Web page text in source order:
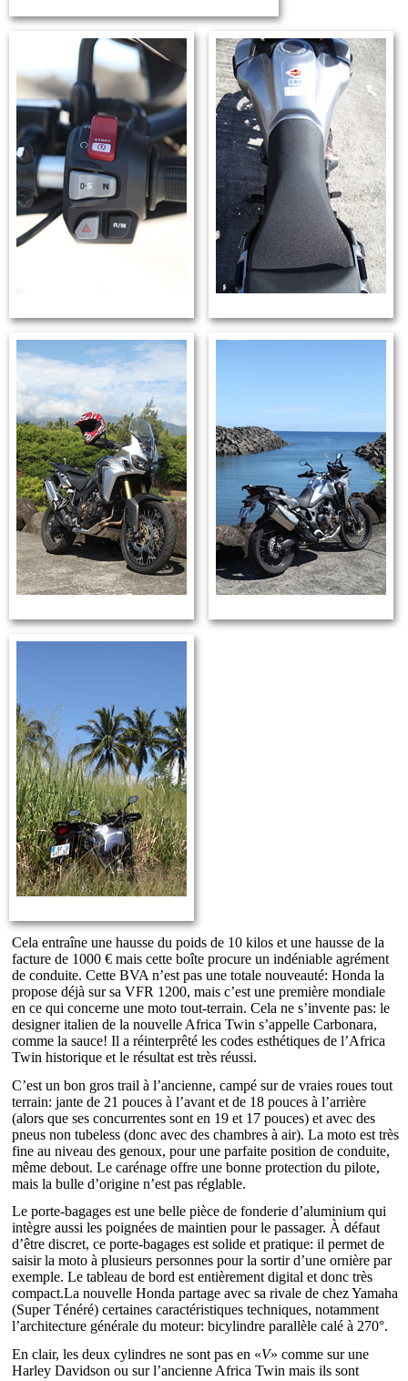
Cela entraîne une hausse du poids de 10 kilos et une hausse de la
facture de 1000 € mais cette boîte procure un indéniable agrément
de conduite. Cette BVA n’est pas une totale nouveauté: Honda la
propose déjà sur sa VFR 1200, mais c’est une première mondiale
en ce qui concerne une moto tout-terrain. Cela ne s’invente pas: le
designer italien de la nouvelle Africa Twin s’appelle Carbonara,
comme la sauce! Il a réinterprêté les codes esthétiques de l’Africa
Twin historique et le résultat est très réussi.
C’est un bon gros trail à l’ancienne, campé sur de vraies roues tout
terrain: jante de 21 pouces à l’avant et de 18 pouces à l’arrière
(alors que ses concurrentes sont en 19 et 17 pouces) et avec des
pneus non tubeless (donc avec des chambres à air). La moto est très
fine au niveau des genoux, pour une parfaite position de conduite,
même debout. Le carénage offre une bonne protection du pilote,
mais la bulle d’origine n’est pas réglable.
Le porte-bagages est une belle pièce de fonderie d’aluminium qui
intègre aussi les poignées de maintien pour le passager. À défaut
d’être discret, ce porte-bagages est solide et pratique: il permet de
saisir la moto à plusieurs personnes pour la sortir d’une ornière par
exemple. Le tableau de bord est entièrement digital et donc très
compact.La nouvelle Honda partage avec sa rivale de chez Yamaha
(Super Ténéré) certaines caractéristiques techniques, notamment
l’architecture générale du moteur: bicylindre parallèle calé à 270°.
En clair, les deux cylindres ne sont pas en «V» comme sur une
Harley Davidson ou sur l’ancienne Africa Twin mais ils sont